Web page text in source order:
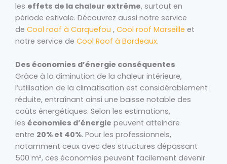
les effets de la chaleur extrême, surtout en
période estivale. Découvrez aussi notre service
de Cool roof à Carquefou , Cool roof Marseille et
notre service de Cool Roof à Bordeaux.
Des économies d’énergie conséquentes
Grâce à la diminution de la chaleur intérieure,
l’utilisation de la climatisation est considérablement
réduite, entraînant ainsi une baisse notable des
coûts énergétiques. Selon les estimations,
les économies d’énergie peuvent atteindre
entre 20% et 40%. Pour les professionnels,
notamment ceux avec des structures dépassant
500 m², ces économies peuvent facilement devenir